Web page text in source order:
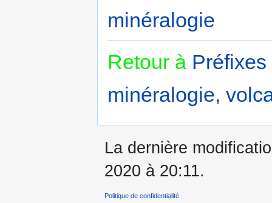
minéralogie
Retour à
minéralogie,
La dernière
2020 à 20:11.
Politique de confidentialité